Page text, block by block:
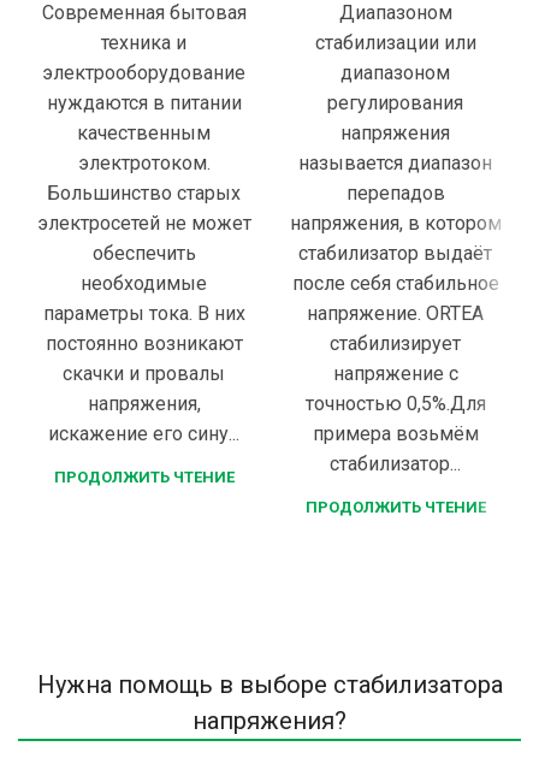
Современная бытовая
техника и
электрооборудование
нуждаются в питании
качественным
электротоком.
Большинство старых
электросетей не может
обеспечить
необходимые
параметры тока. В них
постоянно возникают
скачки и провалы
напряжения,
искажение его сину...
ПРОДОЛЖИТЬ ЧТЕНИЕ
Диапазоном
стабилизации или
диапазоном
регулирования
напряжения
называется диапазон
перепадов
напряжения, в котором
стабилизатор выдаёт
после себя стабильное
напряжение. ORTEA
стабилизирует
напряжение с
точностью 0,5%.Для
примера возьмём
стабилизатор...
ПРОДОЛЖИТЬ ЧТЕНИЕ
Нужна помощь в выборе стабилизатора
напряжения?